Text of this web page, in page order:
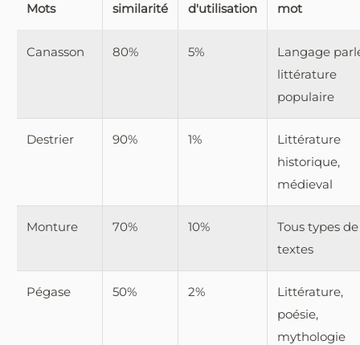
Mots
similarité
d'utilisation
mot
Canasson 80% 5%
Langage
littérature
populaire
Destrier 90% 1%
Littérature
historique,
médieval
Monture 70% 10%
Tous types de
textes
Pégase 50% 2%
Littérature,
poésie,
mythologie